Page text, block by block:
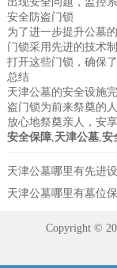
安全防盗门锁
为了进一步提升公墓
门锁采用先进的技术
打开这些门锁，确保
总结
天津公墓的安全设施
盗门锁为前来祭奠的
放心地祭奠亲人，安
安全保障, 天津公墓, 安
天津公墓哪里有先进
天津公墓哪里有墓位
Copyright ©